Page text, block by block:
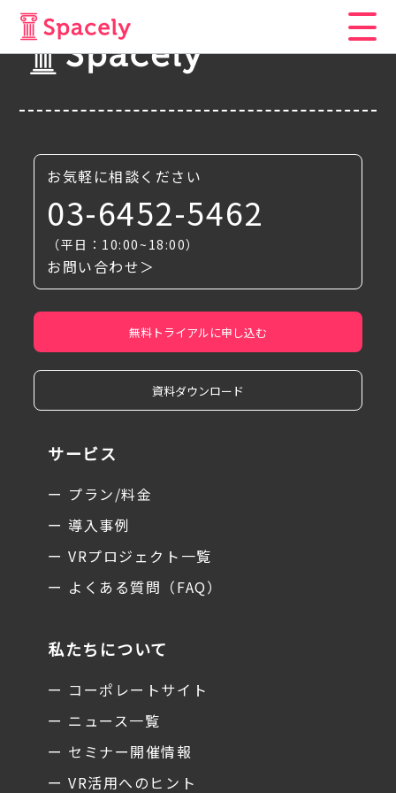
お気軽に相談ください
03-6452-5462
（平日：10:00~18:00）
お問い合わせ＞
無料トライアルに申し込む
資料ダウンロード
サービス
ー プラン/料金
ー 導入事例
ー VRプロジェクト一覧
ー よくある質問（FAQ）
私たちについて
ー コーポレートサイト
ー ニュース一覧
ー セミナー開催情報
ー VR活用へのヒント